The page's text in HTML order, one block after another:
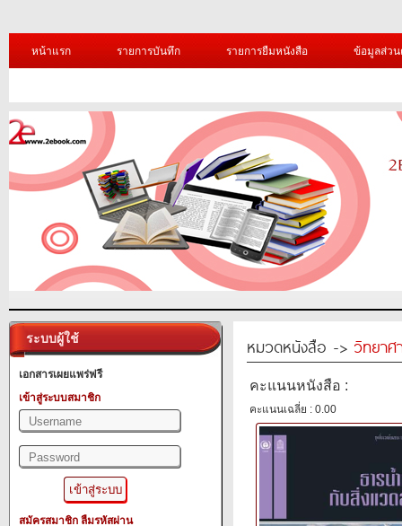
หน้าแรก รายการบันทึก รายการยืมหนังสือ ข้อมูลส่ว
ระบบผู้ใช้
เอกสารเผยแพร่ฟรี
เข้าสู่ระบบสมาชิก
สมัครสมาชิก ลืมรหัสผ่าน
หมวดหนังสือ -> วิทยาศ
คะแนนหนังสือ :
คะแนนเฉลี่ย : 0.00